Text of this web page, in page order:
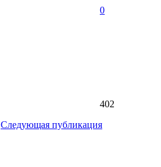
0
402
Следующая публикация